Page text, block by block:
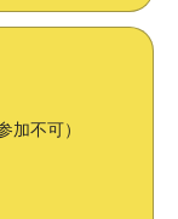
加不可）